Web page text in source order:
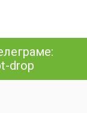
drop